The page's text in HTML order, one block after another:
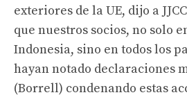
exteriores de la UE, dijo a
que nuestros socios, no solo
Indonesia, sino en todos los
hayan notado declaraciones
(Borrell) condenando estas